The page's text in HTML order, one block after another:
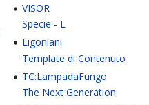
VISOR
Specie - L
Ligoniani
Template di Contenuto
TC:LampadaFungo
The Next Generation